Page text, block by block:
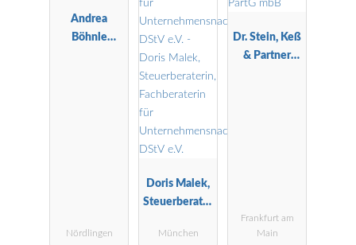
Andrea
Böhnle
Nördlingen
Doris Malek,
Steuerberater
Fachberaterin
München
Dr. Stein, Keß
& Partner
Frankfurt am
Main